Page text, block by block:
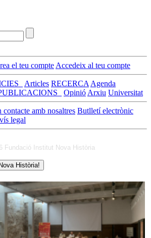
el teu compte Accedeix al teu compte
Articles RECERCA Agenda
Opinió Arxiu Universitat
contacte amb nosaltres Butlletí electrònic
legal
Fundació Institut Nova Història
Història!